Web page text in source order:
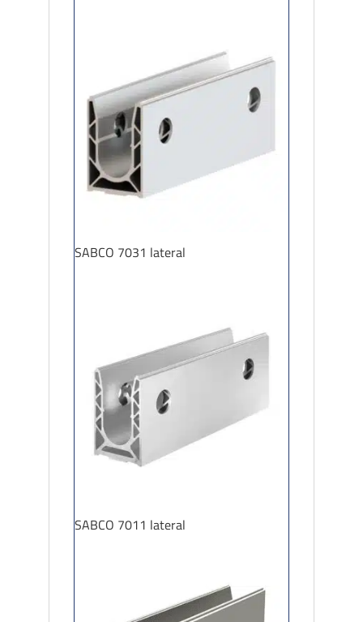
SABCO 7031 lateral
SABCO 7011 lateral